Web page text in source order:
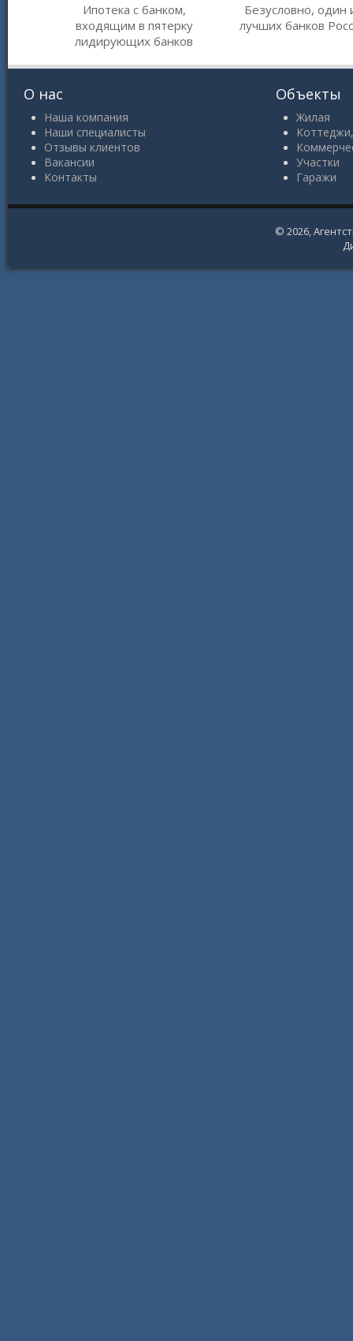
Ипотека с банком,
входящим в пятерку
лидирующих банков
Безусловно, один
лучших банков
О нас
Наша компания
Наши специалисты
Отзывы клиентов
Вакансии
Контакты
Объекты
Жилая
Участки
Гаражи
© 2026,